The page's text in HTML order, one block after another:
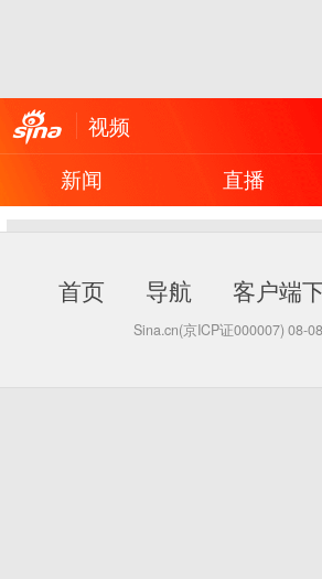
视频
新闻
直播
首页 导航 客户端
Sina.cn(京ICP证000007) 08-